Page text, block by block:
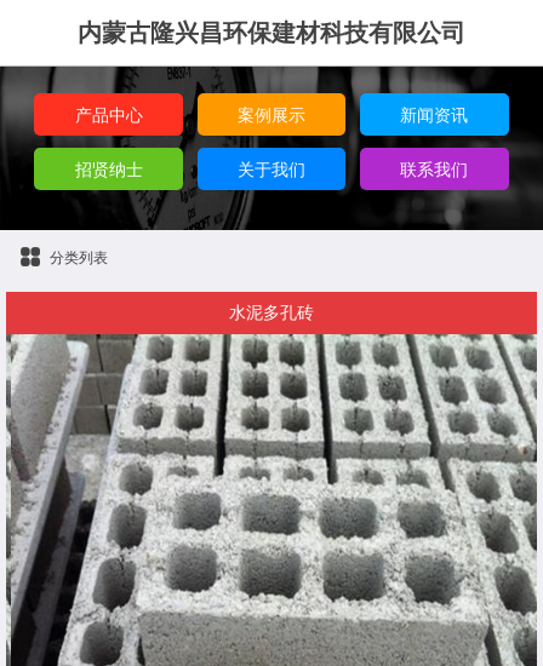
内蒙古隆兴昌环保建材科技有限公司
产品中心 案例展示 新闻资讯
招贤纳士 关于我们 联系我们
分类列表
水泥多孔砖